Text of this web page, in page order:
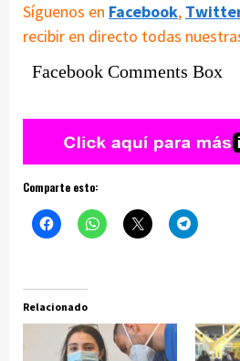
Síguenos en Facebook,
recibir en directo todas
Facebook Comments Box
Comparte esto:
Relacionado